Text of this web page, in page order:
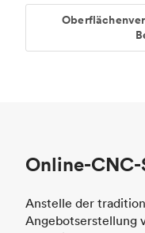
Online-
Anstelle der
Angebotserstellung